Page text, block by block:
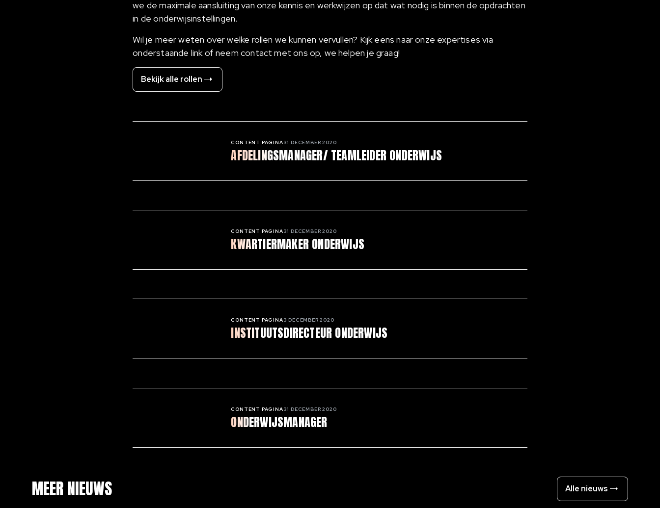
we de maximale aansluiting van onze kennis en werkwijzen op dat wat nodig is binnen de opdrachten
in de onderwijsinstellingen.
Wil je meer weten over welke rollen we kunnen vervullen? Kijk eens naar onze expertises via
onderstaande link of neem contact met ons op, we helpen je graag!
Bekijk alle rollen
AFDELINGSMANAGER/ TEAMLEIDER ONDERWIJS
CONTENT PAGINA31 DECEMBER 2020
KWARTIERMAKER ONDERWIJS
CONTENT PAGINA31 DECEMBER 2020
INSTITUUTSDIRECTEUR ONDERWIJS
CONTENT PAGINA3 DECEMBER 2020
ONDERWIJSMANAGER
CONTENT PAGINA31 DECEMBER 2020
MEER NIEUWS Alle nieuws